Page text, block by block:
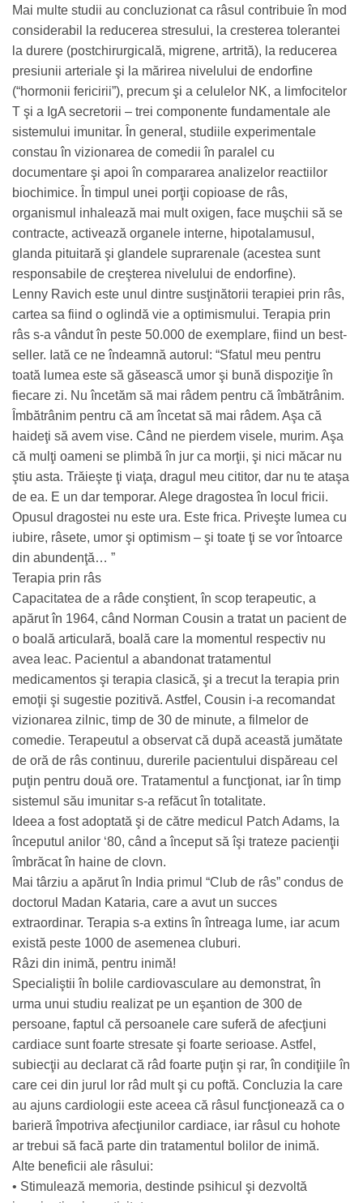
Mai multe studii au concluzionat ca râsul contribuie în mod
considerabil la reducerea stresului, la cresterea tolerantei
la durere (postchirurgicală, migrene, artrită), la reducerea
presiunii arteriale şi la mărirea nivelului de endorfine
(“hormonii fericirii”), precum şi a celulelor NK, a limfocitelor
T şi a IgA secretorii – trei componente fundamentale ale
sistemului imunitar. În general, studiile experimentale
constau în vizionarea de comedii în paralel cu
documentare şi apoi în compararea analizelor reactiilor
biochimice. În timpul unei porţii copioase de râs,
organismul inhalează mai mult oxigen, face muşchii să se
contracte, activează organele interne, hipotalamusul,
glanda pituitară şi glandele suprarenale (acestea sunt
responsabile de creşterea nivelului de endorfine).
Lenny Ravich este unul dintre susţinătorii terapiei prin râs,
cartea sa fiind o oglindă vie a optimismului. Terapia prin
râs s-a vândut în peste 50.000 de exemplare, fiind un best-
seller. Iată ce ne îndeamnă autorul: “Sfatul meu pentru
toată lumea este să găsească umor şi bună dispoziţie în
fiecare zi. Nu încetăm să mai râdem pentru că îmbătrânim.
Îmbătrânim pentru că am încetat să mai râdem. Aşa că
haideţi să avem vise. Când ne pierdem visele, murim. Aşa
că mulţi oameni se plimbă în jur ca morţii, şi nici măcar nu
ştiu asta. Trăieşte ţi viaţa, dragul meu cititor, dar nu te ataşa
de ea. E un dar temporar. Alege dragostea în locul fricii.
Opusul dragostei nu este ura. Este frica. Priveşte lumea cu
iubire, râsete, umor şi optimism – şi toate ţi se vor întoarce
din abundenţă… ”
Terapia prin râs
Capacitatea de a râde conştient, în scop terapeutic, a
apărut în 1964, când Norman Cousin a tratat un pacient de
o boală articulară, boală care la momentul respectiv nu
avea leac. Pacientul a abandonat tratamentul
medicamentos şi terapia clasică, şi a trecut la terapia prin
emoţii şi sugestie pozitivă. Astfel, Cousin i-a recomandat
vizionarea zilnic, timp de 30 de minute, a filmelor de
comedie. Terapeutul a observat că după această jumătate
de oră de râs continuu, durerile pacientului dispăreau cel
puţin pentru două ore. Tratamentul a funcţionat, iar în timp
sistemul său imunitar s-a refăcut în totalitate.
Ideea a fost adoptată şi de către medicul Patch Adams, la
începutul anilor ‘80, când a început să îşi trateze pacienţii
îmbrăcat în haine de clovn.
Mai târziu a apărut în India primul “Club de râs” condus de
doctorul Madan Kataria, care a avut un succes
extraordinar. Terapia s-a extins în întreaga lume, iar acum
există peste 1000 de asemenea cluburi.
Râzi din inimă, pentru inimă!
Specialiştii în bolile cardiovasculare au demonstrat, în
urma unui studiu realizat pe un eşantion de 300 de
persoane, faptul că persoanele care suferă de afecţiuni
cardiace sunt foarte stresate şi foarte serioase. Astfel,
subiecţii au declarat că râd foarte puţin şi rar, în condiţiile în
care cei din jurul lor râd mult şi cu poftă. Concluzia la care
au ajuns cardiologii este aceea că râsul funcţionează ca o
barieră împotriva afecţiunilor cardiace, iar râsul cu hohote
ar trebui să facă parte din tratamentul bolilor de inimă.
Alte beneficii ale râsului:
• Stimulează memoria, destinde psihicul şi dezvoltă